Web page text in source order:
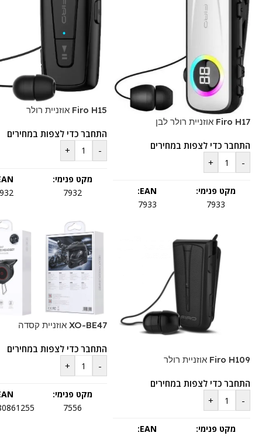
Firo H17 אוזניית רולר לבן
התחבר כדי לצפות במחירים
-
+
מקט פנימי:
7933
EAN:
7933
Firo H15 אוזניית רולר
התחבר כדי לצפות במחירים
-
+
מקט פנימי:
7932
Firo H109 אוזניית רולר
התחבר כדי לצפות במחירים
-
+
מקט פנימי:
EAN:
XO-BE47 אוזניית קסדה
התחבר כדי לצפות במחירים
-
+
מקט פנימי:
7556